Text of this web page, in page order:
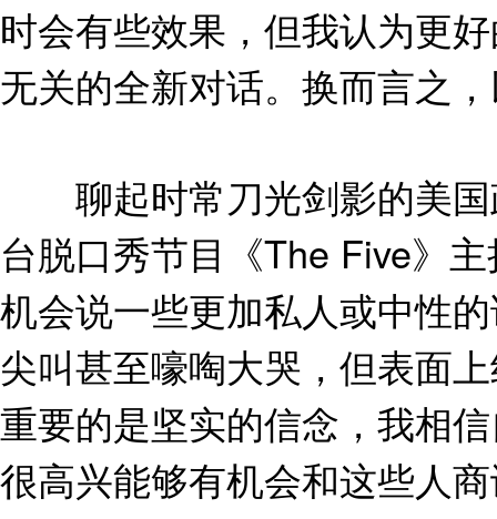
时会有些效果，但我认为更
无关的全新对话。换而言之
聊起时常刀光剑影的美国
台脱口秀节目《The Five》
机会说一些更加私人或中性
尖叫甚至嚎啕大哭，但表面
重要的是坚实的信念，我相
很高兴能够有机会和这些人商